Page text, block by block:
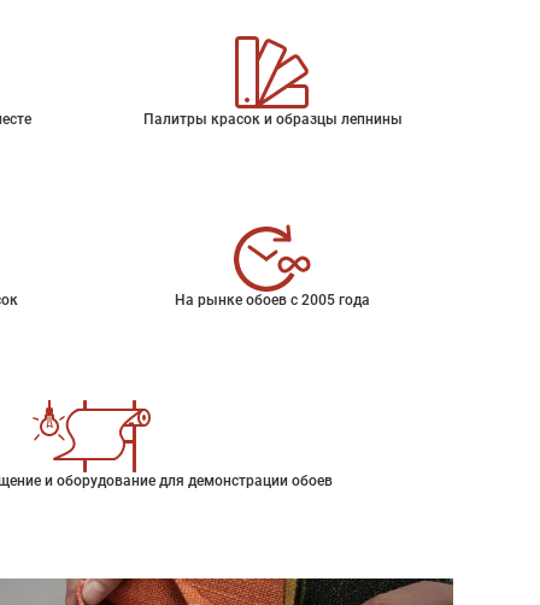
Палитры красок и образцы лепнины
На рынке обоев с 2005 года
и оборудование для демонстрации обоев